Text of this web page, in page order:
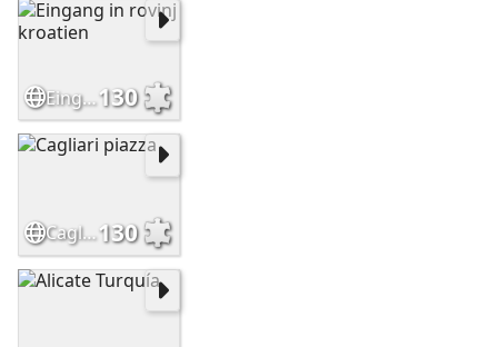
Eingang in rovinj kroatien130
Cagliari piazza130